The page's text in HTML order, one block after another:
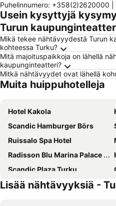
Puhelinnumero: +358(2)2620000
Usein kysyttyjä
Turun
Mikä tekee nähtävyydestä Turun
kohteessa Turku?
Mitä majoituspaikkoja on lähellä
kaupunginteatteri?
Mitkä nähtävyydet ovat lähellä
Muita huippuhotelleja
Hotel Kakola
Scandic Hamburger Börs
Ruissalo Spa Hotel
Radisson Blu Marina Palace Hotel, Turku
Scandic Plaza Turku
Centro Hotel Turku
Lisää nähtävyyksiä -